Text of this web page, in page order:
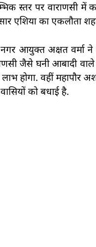
स्तर पर वाराणसी
एशिया का एकलौता
नगर आयुक्त अक्षत वर्मा ने
जैसे घनी आबादी
होगा. वहीं महापौर
को बधाई है.